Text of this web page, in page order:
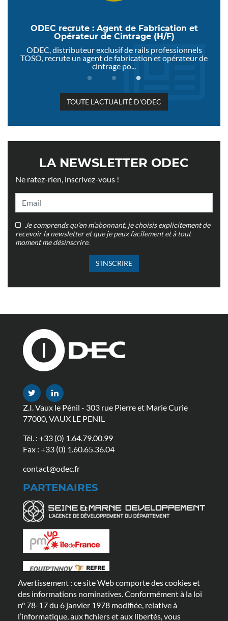
ODEC recrute : Agent de Fabrication et
Opérateur de Cintrage (H/F)
ODEC, distributeur exclusif de rails professionnels
TOSO, recrute un agent de fabrication et opérateur de
cintrage po...
TOUTE L'ACTUALITÉ D'ODEC
LA NEWSLETTER ODEC
Ne ratez-rien, inscrivez-vous !
Je comprends qu’en m’abonnant, je choisis explicitement de
recevoir la newsletter et que je peux facilement et à tout
moment me désinscrire.
S'INSCRIRE
Z.I. Vaux le Pénil - 303 rue Pierre et Marie Curie
77000, VAUX LE PENIL
Tél. : +33 (0) 1.64.79.00.99
Fax : +33 (0) 1.60.65.36.04
contact@odec.fr
PARTENAIRES
LIENS UTILES
FAQ ACTUALITÉS GAMMES
Avertissement : ce site Web comporte des cookies et
des informations nominatives. Conformément à la loi
n° 78-17 du 6 janvier 1978 modifiée, relative à
l’informatique, aux fichiers et aux libertés, vous